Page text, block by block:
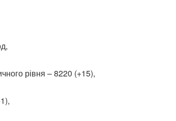
рівня – 8220 (+15),